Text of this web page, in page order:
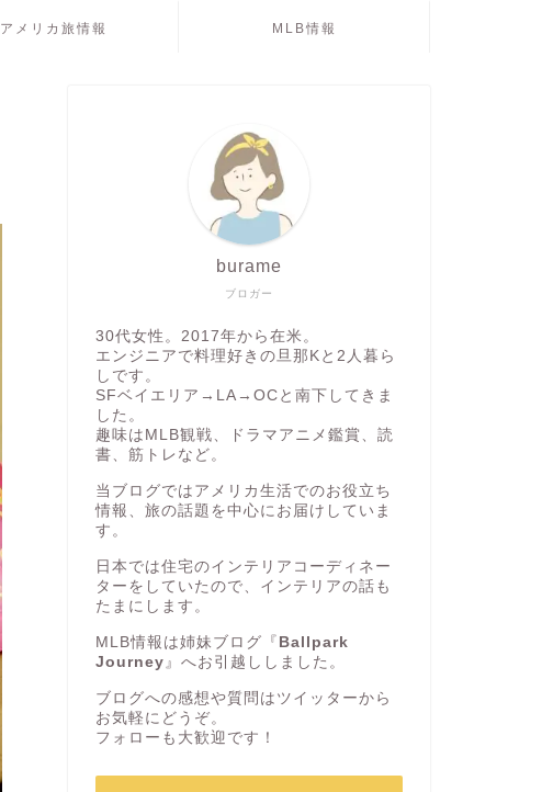
アメリカ旅情報 MLB情報
ブロガー
burame
30代女性。2017年から在米。
エンジニアで料理好きの旦那Kと2人暮ら
しです。
SFベイエリア→LA→OCと南下してきま
した。
趣味はMLB観戦、ドラマアニメ鑑賞、読
書、筋トレなど。
当ブログではアメリカ生活でのお役立ち
情報、旅の話題を中心にお届けしていま
す。
日本では住宅のインテリアコーディネー
ターをしていたので、インテリアの話も
たまにします。
MLB情報は姉妹ブログ『 Ballpark
Journey 』へお引越ししました。
ブログへの感想や質問はツイッターから
お気軽にどうぞ。
フォローも大歓迎です！